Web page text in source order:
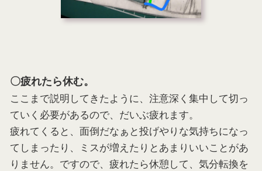
〇疲れたら休む。
ここまで説明してきたように、注意深く集中して切っ
ていく必要があるので、だいぶ疲れます。
疲れてくると、面倒だなぁと投げやりな気持ちになっ
てしまったり、ミスが増えたりとあまりいいことがあ
りません。ですので、疲れたら休憩して、気分転換を